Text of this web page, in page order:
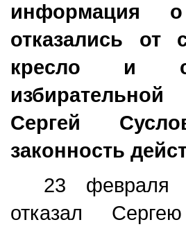
информация
отказались от
кресло и
Сергей
законность
23 февраля
отказал